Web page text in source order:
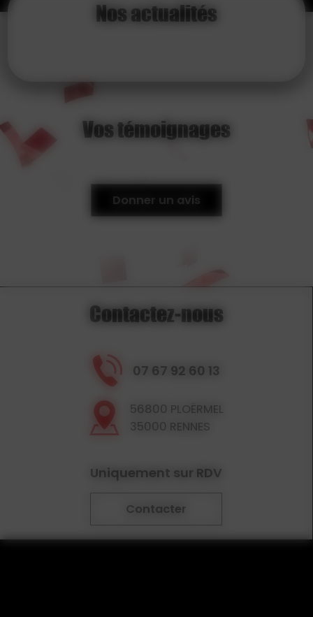
Nos actualités
Vos témoignages
Donner un avis
Contactez-nous
07 67 92 60 13
56800 PLOËRMEL
35000 RENNES
Uniquement sur RDV
Contacter